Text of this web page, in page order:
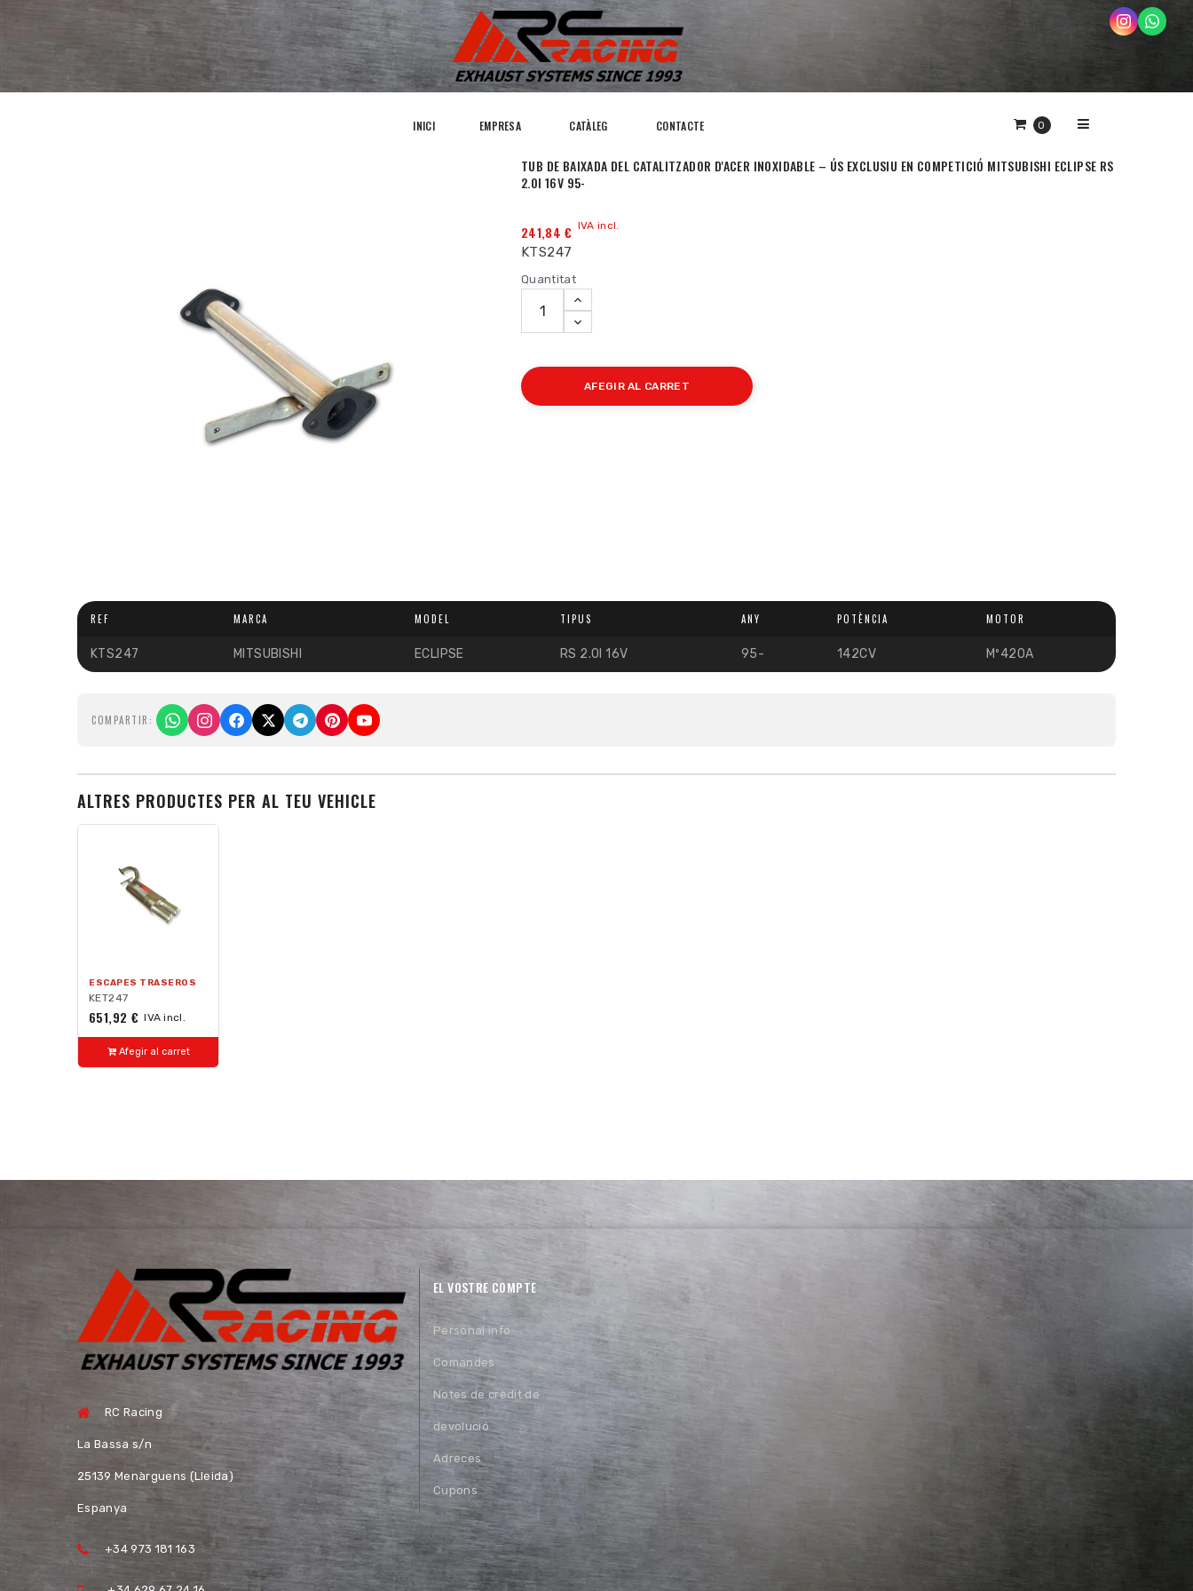
0
INICI EMPRESA CATÀLEG CONTACTE
TUB DE BAIXADA DEL CATALITZADOR D'ACER INOXIDABLE – ÚS EXCLUSIU EN COMPETICIÓ MITSUBISHI ECLIPSE RS
2.0I 16V 95-
241,84 € IVA incl.
KTS247
Quantitat
AFEGIR AL CARRET
REF MARCA MODEL TIPUS ANY POTÈNCIA MOTOR
KTS247 MITSUBISHI ECLIPSE RS 2.0I 16V 95- 142CV Mº420A
COMPARTIR:
ALTRES PRODUCTES PER AL TEU VEHICLE
ESCAPES TRASEROS
KET247
651,92 € IVA incl.
Afegir al carret
RC Racing
La Bassa s/n
25139 Menàrguens (Lleida)
Espanya
+34 973 181 163
EL VOSTRE COMPTE
Personal info
Comandes
Notes de crèdit de
devolució
Adreces
Cupons